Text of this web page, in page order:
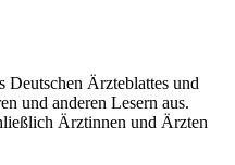
Deutschen Ärzteblattes und
und anderen Lesern aus.
Ärztinnen und Ärzten